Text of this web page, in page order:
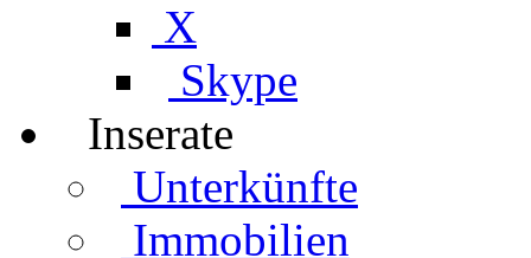
X
Skype
Inserate
Unterkünfte
Immobilien